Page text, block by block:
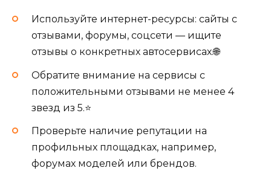
Используйте интернет-ресурсы: сайты с
отзывами, форумы, соцсети — ищите
отзывы о конкретных автосервисах.🌐
Обратите внимание на сервисы с
положительными отзывами не менее 4
звезд из 5.⭐
Проверьте наличие репутации на
профильных площадках, например,
форумах моделей или брендов.